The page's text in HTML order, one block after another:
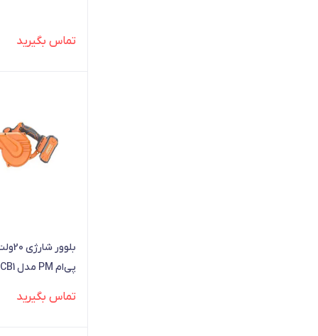
تماس بگیرید
پی‌ام PM مدل DCB1
تماس بگیرید